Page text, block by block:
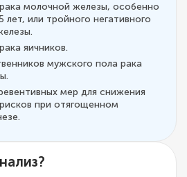
молочной железы, особенно
лет, или тройного негативного
яичников.
мужского пола рака
мер для снижения
при отягощенном